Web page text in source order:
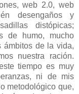
web 2.0, web
desengaños y
distópicas;
de humo, mucho
ámbitos de la vida,
nuestra ración.
tiempo es muy
ni de mis
metodológico que,